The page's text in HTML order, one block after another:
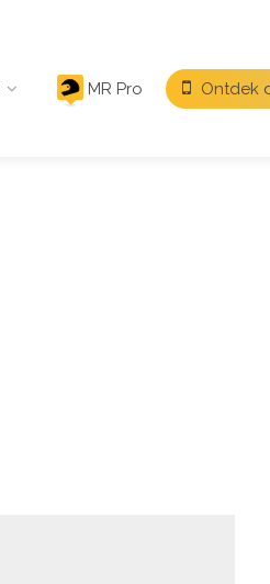
MR Pro
Ontdek